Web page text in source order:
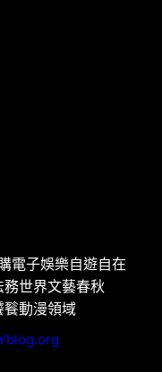
電子娛樂自遊自在
務世界文藝春秋
餮動漫領域